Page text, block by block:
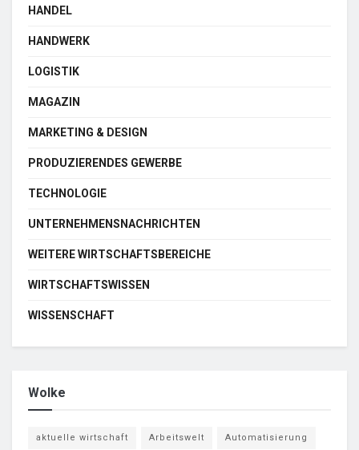
HANDEL
HANDWERK
LOGISTIK
MAGAZIN
MARKETING & DESIGN
PRODUZIERENDES GEWERBE
TECHNOLOGIE
UNTERNEHMENSNACHRICHTEN
WEITERE WIRTSCHAFTSBEREICHE
WIRTSCHAFTSWISSEN
WISSENSCHAFT
Wolke
aktuelle wirtschaft Arbeitswelt Automatisierung